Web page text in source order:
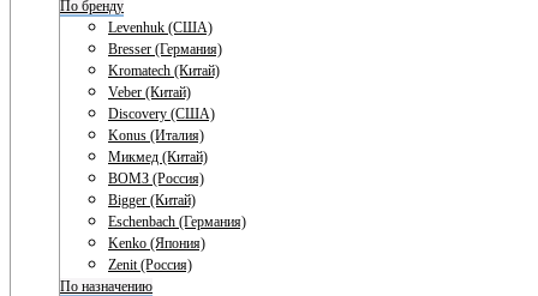
По бренду
Levenhuk (США)
Bresser (Германия)
Kromatech (Китай)
Veber (Китай)
Discovery (США)
Konus (Италия)
Микмед (Китай)
ВОМЗ (Россия)
Bigger (Китай)
Eschenbach (Германия)
Kenko (Япония)
Zenit (Россия)
По назначению